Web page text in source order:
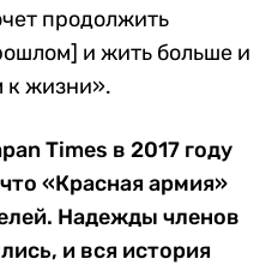
продолжить
] и жить больше и
к жизни».
Times в 2017 году
«Красная армия»
Надежды членов
и вся история